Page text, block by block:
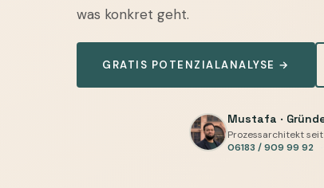
für
Komplett-
Ausbauten,
was konkret geht.
GRATIS POTENZIALANALYSE →
Mustafa ·
Prozessarchitekt seit
06183 / 909 99 92